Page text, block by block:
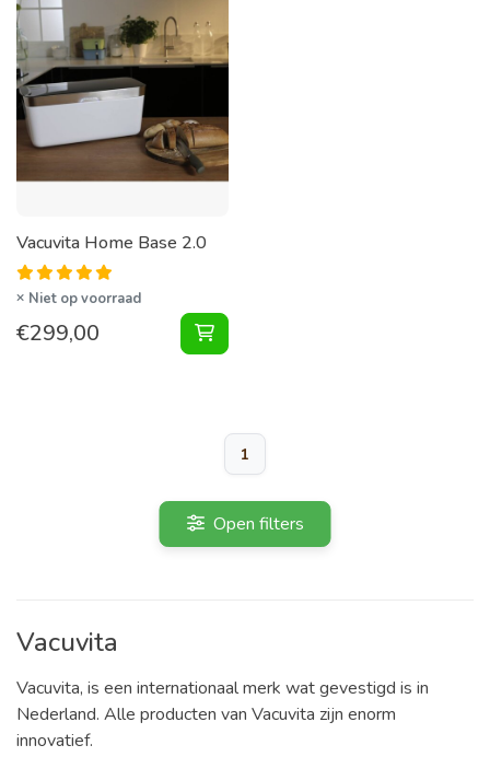
Vacuvita Home Base 2.0
Niet op voorraad
€299,00 Home Base 2.0 toevoegen aan
1
Open filters
Vacuvita
Vacuvita, is een internationaal merk wat gevestigd is in
Nederland. Alle producten van Vacuvita zijn enorm
innovatief.